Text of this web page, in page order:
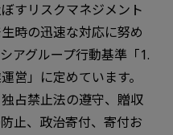
すリスクマネジメント
時の迅速な対応に努め
アグループ行動基準「1.
営」に定めています。
占禁止法の遵守、贈収
止、政治寄付、寄付お